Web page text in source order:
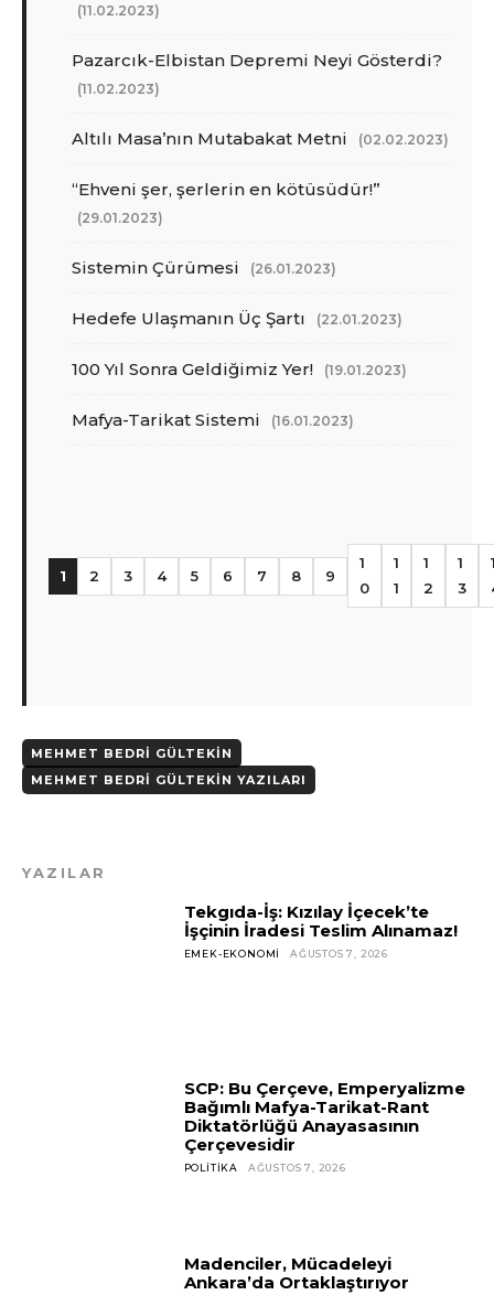
(11.02.2023)
Pazarcık-Elbistan Depremi Neyi Gösterdi?
(11.02.2023)
Altılı Masa’nın Mutabakat Metni (02.02.2023)
“Ehveni şer, şerlerin en kötüsüdür!”
(29.01.2023)
Sistemin Çürümesi (26.01.2023)
Hedefe Ulaşmanın Üç Şartı (22.01.2023)
100 Yıl Sonra Geldiğimiz Yer! (19.01.2023)
Mafya-Tarikat Sistemi (16.01.2023)
1 2 3 4 5 6 7 8 9
1
0
1
1
1
2
1
3
MEHMET BEDRI GÜLTEKIN
MEHMET BEDRI GÜLTEKIN YAZILARI
YAZILAR
Tekgıda-İş: Kızılay İçecek’te
İşçinin İradesi Teslim Alınamaz!
EMEK-EKONOMI AĞUSTOS 7, 2026
SCP: Bu Çerçeve, Emperyalizme
Bağımlı Mafya-Tarikat-Rant
Diktatörlüğü Anayasasının
Çerçevesidir
POLITIKA AĞUSTOS 7, 2026
Madenciler, Mücadeleyi
Ankara’da Ortaklaştırıyor